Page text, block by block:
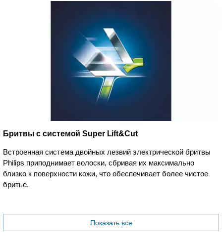
Бритвы с системой Super Lift&Cut
Встроенная система двойных лезвий электрической бритвы
Philips приподнимает волоски, сбривая их максимально
близко к поверхности кожи, что обеспечивает более чистое
бритье.
Показать все